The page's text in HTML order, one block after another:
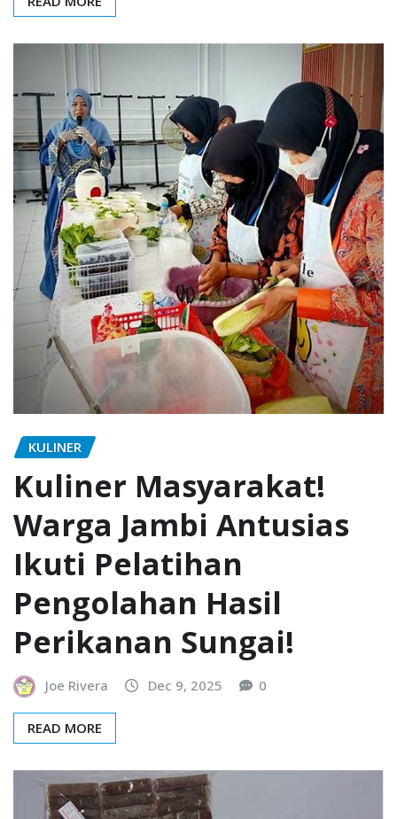
KULINER
Kuliner Masyarakat!
Warga Jambi Antusias
Ikuti Pelatihan
Pengolahan Hasil
Perikanan Sungai!
Joe Rivera Dec 9, 2025 0
READ MORE